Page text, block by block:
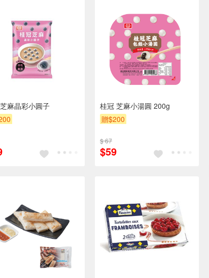
麻晶彩小圓子
桂冠 芝麻小湯圓 200g
贈$200
$ 67
$59